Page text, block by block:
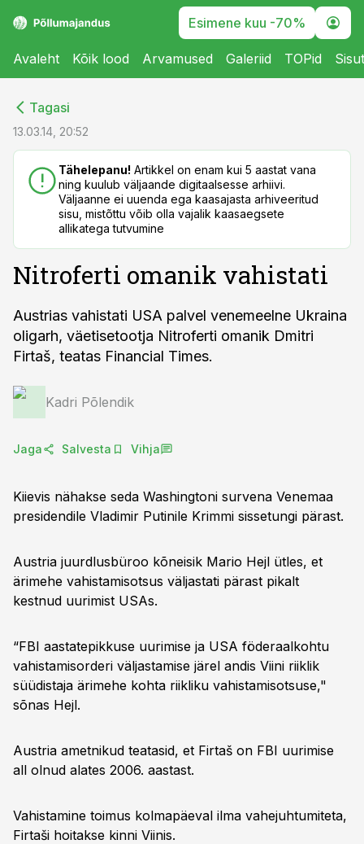
Esimene kuu -70%
Avaleht Kõik lood Arvamused Galeriid TOPid
Tagasi
13.03.14, 20:52
Tähelepanu! Artikkel on enam kui 5 aastat vana
ning kuulub väljaande digitaalsesse arhiivi.
Väljaanne ei uuenda ega kaasajasta arhiveeritud
sisu, mistõttu võib olla vajalik kaasaegsete
allikatega tutvumine
Nitroferti omanik vahistati
Austrias vahistati USA palvel venemeelne Ukraina
oligarh, väetisetootja Nitroferti omanik Dmitri
Firtaš, teatas Financial Times.
Kadri Põlendik
Jaga Salvesta Vihja
Kiievis nähakse seda Washingtoni survena Venemaa
presidendile Vladimir Putinile Krimmi sissetungi pärast.
Austria juurdlusbüroo kõneisik Mario Hejl ütles, et
ärimehe vahistamisotsus väljastati pärast pikalt
kestnud uurimist USAs.
“FBI aastatepikkuse uurimise ja USA föderaalkohtu
vahistamisorderi väljastamise järel andis Viini riiklik
süüdistaja ärimehe kohta riikliku vahistamisotsuse,"
sõnas Hejl.
Austria ametnikud teatasid, et Firtaš on FBI uurimise
all olnud alates 2006. aastast.
Vahistamine toimus kolmapäeval ilma vahejuhtumiteta,
Firtaši hoitakse kinni Viinis.